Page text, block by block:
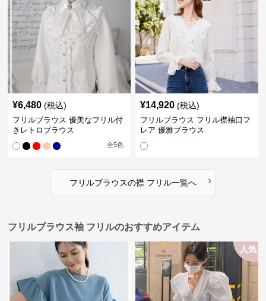
¥6,480 (税込)
フリルブラウス 優美なフリル付
きレトロブラウス
全5色
¥14,920 (税込)
フリルブラウス フリル襟袖口フ
レア 優雅ブラウス
フリルブラウスの襟 フリル一覧へ ›
フリルブラウス袖 フリルのおすすめアイテム
人気